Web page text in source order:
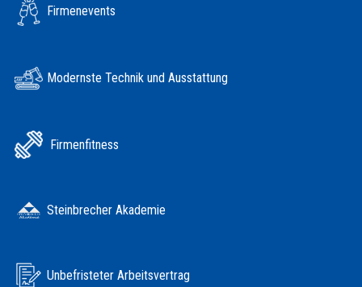
Firmenevents
Modernste Technik und Ausstattung
Firmenfitness
Steinbrecher Akademie
Unbefristeter Arbeitsvertrag